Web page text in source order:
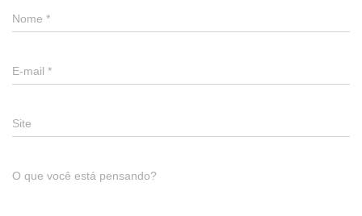
Nome *
E-mail *
Site
O que você está pensando?